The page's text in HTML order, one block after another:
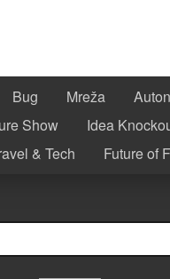
Bug Mreža
Show
Idea
& Tech
Future of